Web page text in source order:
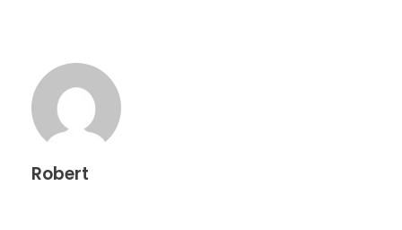
Robert